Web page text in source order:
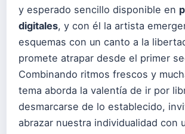
y esperado sencillo disponible en
digitales, y con él la artista
esquemas con un canto a la
promete atrapar desde el primer
Combinando ritmos frescos y
tema aborda la valentía de ir por
desmarcarse de lo establecido,
abrazar nuestra individualidad con